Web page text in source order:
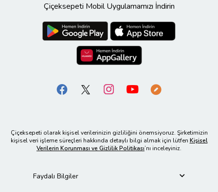
Çiçeksepeti Mobil Uygulamamızı İndirin
Çiçeksepeti olarak kişisel verilerinizin gizliliğini önemsiyoruz. Şirketimizin
kişisel veri işleme süreçleri hakkında detaylı bilgi almak için lütfen Kişisel
Verilerin Korunması ve Gizlilik Politikası’nı inceleyiniz.
Faydalı Bilgiler